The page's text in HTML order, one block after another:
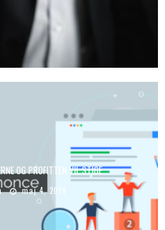
OG PROFITTEN VIL STIGE
maj 4, 2019